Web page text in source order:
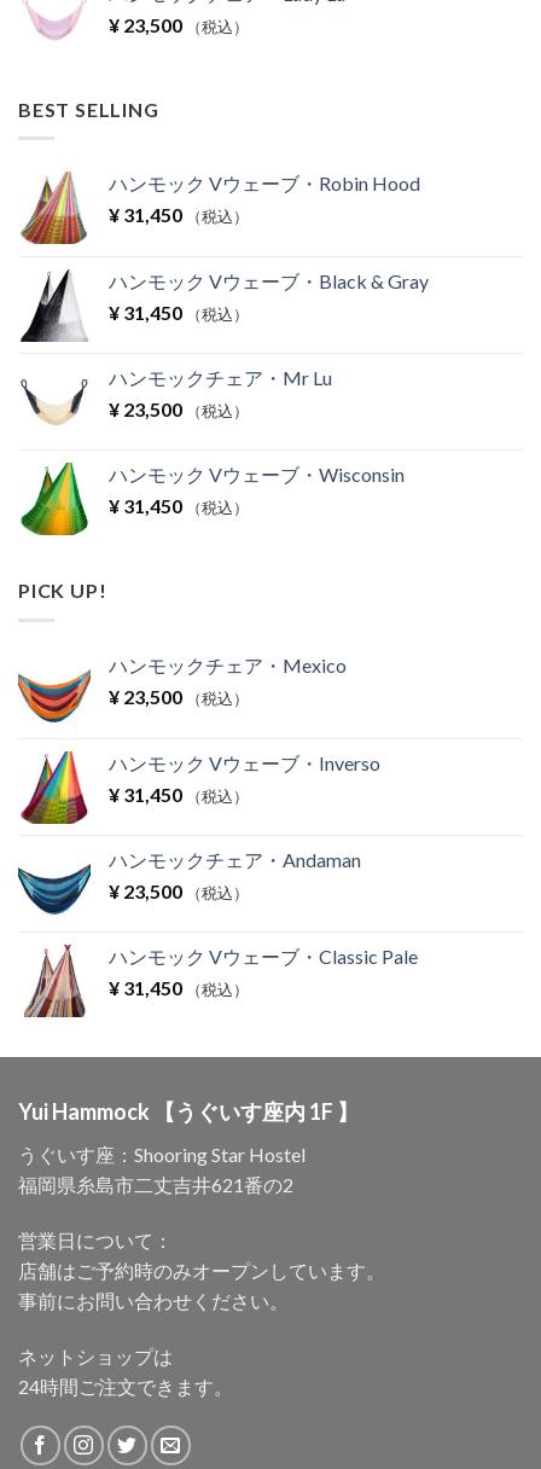
¥ 23,500 （税込）
BEST SELLING
ハンモック Vウェーブ・Robin Hood
¥ 31,450 （税込）
ハンモック Vウェーブ・Black & Gray
¥ 31,450 （税込）
ハンモックチェア・Mr Lu
¥ 23,500 （税込）
ハンモック Vウェーブ・Wisconsin
¥ 31,450 （税込）
PICK UP!
ハンモックチェア・Mexico
¥ 23,500 （税込）
ハンモック Vウェーブ・Inverso
¥ 31,450 （税込）
ハンモックチェア・Andaman
¥ 23,500 （税込）
ハンモック Vウェーブ・Classic Pale
¥ 31,450 （税込）
Yui Hammock 【うぐいす座内 1F 】
うぐいす座：Shooring Star Hostel
福岡県糸島市二丈吉井621番の2
営業日について：
店舗はご予約時のみオープンしています。
事前にお問い合わせください。
ネットショップは
24時間ご注文できます。